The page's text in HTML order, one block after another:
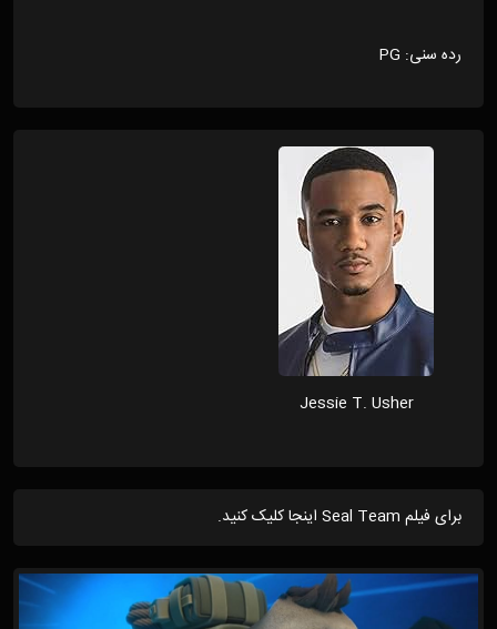
رده سنی: PG
Jessie T. Usher
برای فیلم Seal Team اینجا کلیک کنید.